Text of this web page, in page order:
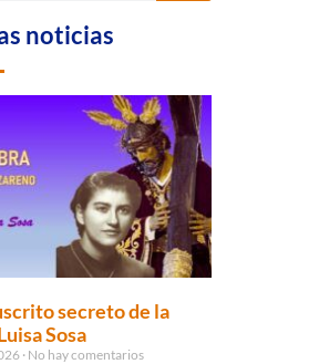
noticias
secreto de la
Sosa
No hay comentarios